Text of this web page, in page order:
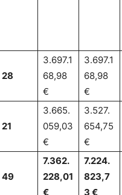
28
3.697.1
68,98
€
3.697.1
68,98
€
21
3.665.
059,03
€
3.527.
654,75
€
49
7.362.
228,01
€
7.224.
823,7
3 €